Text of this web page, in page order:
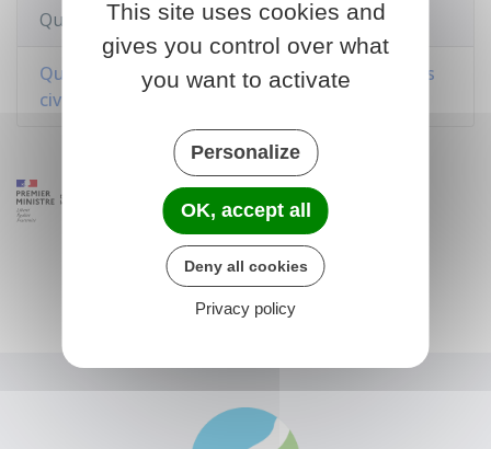
Questions ? Réponses !
Quels sont les modes de preuve dans un procès
civil ?
This site uses cookies and
gives you control over what
you want to activate
Personalize
OK, accept all
Deny all cookies
Privacy policy